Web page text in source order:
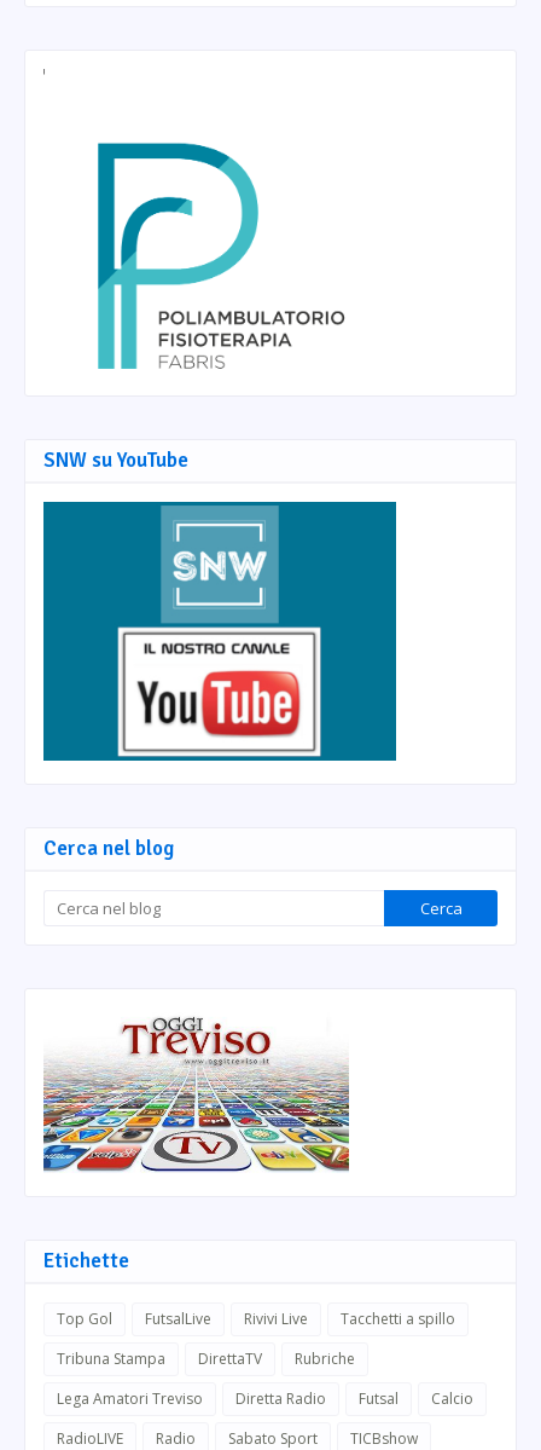
SNW su YouTube
Cerca nel blog
Etichette
Top Gol FutsalLive Rivivi Live
Tacchetti a spillo
Tribuna Stampa
DirettaTV
Rubriche
Lega Amatori Treviso
Diretta Radio Futsal
Calcio
RadioLIVE
Radio Sabato Sport
TICBshow